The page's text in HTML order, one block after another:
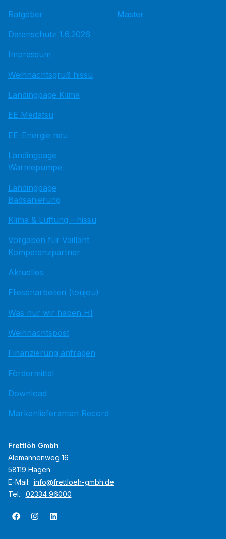
Ratgeber
Datenschutz 1.6.2026
Impressum
Weihnachtsgruß hissu
Landingpage Klima
EE Medatsu
EE-Energie neu
Landingpage
Wärmepumpe
Landingpage
Badsanierung
Klima & Lüftung - hissu
Vorgaben für Vaillant
Kompetenzpartner
Aktuelles
Fliesenarbeiten (toujou)
Was nur wir haben HI
Weihnachtspost
Finanzierung anfragen
Fördermittel
Download
Markenlieferanten Record
Master
Frettlöh Gmbh
Alemannenweg 16
58119 Hagen
E-Mail: info@frettloeh-gmbh.de
Tel.: 02334 96000